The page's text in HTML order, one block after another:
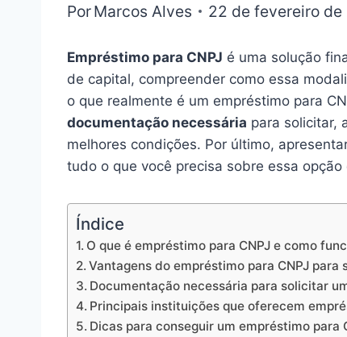
PorMarcos Alves 22 de fevereiro de
Empréstimo para CNPJ é uma solução
de capital, compreender como essa
o que realmente é um empréstimo para
documentação necessária para solicitar,
melhores condições. Por último,
tudo o que você precisa sobre essa
Índice
O que é empréstimo para CNPJ e como
Vantagens do empréstimo para CNPJ para
Documentação necessária para solicitar
Principais instituições que oferecem
Dicas para conseguir um empréstimo para